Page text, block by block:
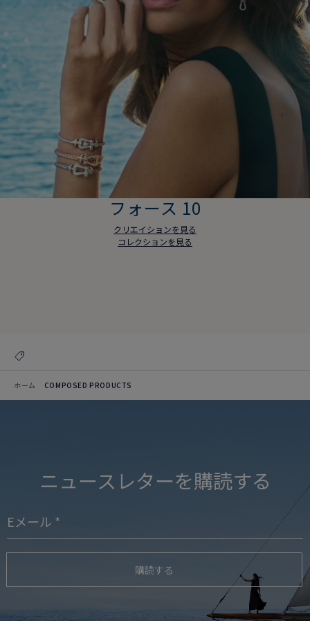
フォース 10
クリエイションを見る
コレクションを見る
ホーム COMPOSED PRODUCTS
ニュースレターを購読する
購読する